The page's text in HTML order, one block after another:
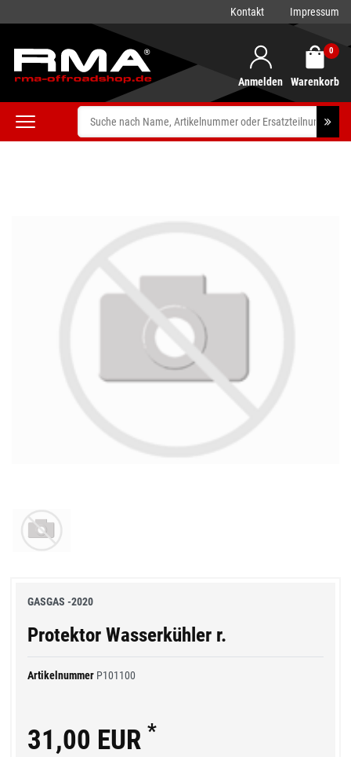
Kontakt Impressum
Anmelden
0
Warenkorb
GASGAS -2020
Protektor Wasserkühler r.
Artikelnummer P101100
31,00 EUR *